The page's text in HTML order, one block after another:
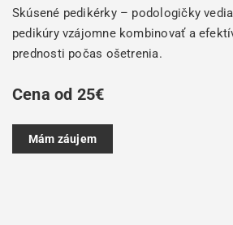
Skúsené pedikérky – podologičky
pedikúry vzájomne kombinovať a
prednosti počas ošetrenia.
Cena od 25€
Mám záujem